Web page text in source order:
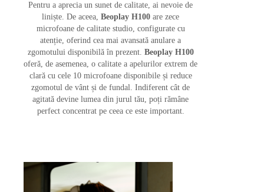
Pentru a aprecia un sunet de calitate, ai nevoie de
liniște. De aceea, Beoplay H100 are zece
microfoane de calitate studio, configurate cu
atenție, oferind cea mai avansată anulare a
zgomotului disponibilă în prezent. Beoplay H100
oferă, de asemenea, o calitate a apelurilor extrem de
clară cu cele 10 microfoane disponibile și reduce
zgomotul de vânt și de fundal. Indiferent cât de
agitată devine lumea din jurul tău, poți rămâne
perfect concentrat pe ceea ce este important.